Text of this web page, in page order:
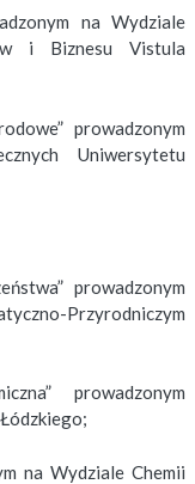
na Wydziale
i Biznesu Vistula
prowadzonym
Uniwersytetu
prowadzonym
Przyrodniczym
prowadzonym
na Wydziale Chemii